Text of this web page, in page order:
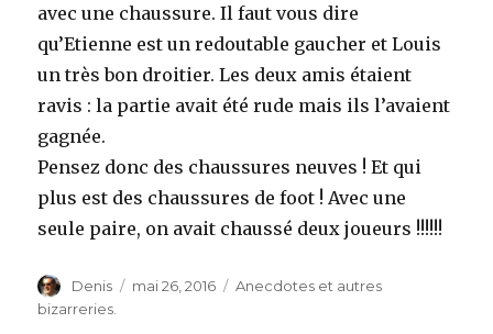
avec une chaussure. Il faut vous dire
qu’Etienne est un redoutable gaucher et Louis
un très bon droitier. Les deux amis étaient
ravis : la partie avait été rude mais ils l’avaient
gagnée.
Pensez donc des chaussures neuves ! Et qui
plus est des chaussures de foot ! Avec une
seule paire, on avait chaussé deux joueurs !!!!!!
Auteur
Denis
Publié
mai 26, 2016 Catégories
Anecdotes et autres
bizarreries.